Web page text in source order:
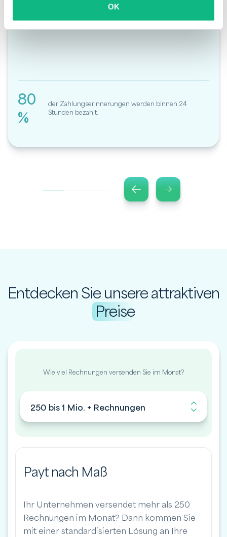
OK
80
%
der Zahlungserinnerungen werden binnen 24
Stunden bezahlt.
Entdecken Sie unsere attraktiven
Preise
Wie viel Rechnungen versenden Sie im Monat?
250 bis 1 Mio. + Rechnungen
Payt nach Maß
Ihr Unternehmen versendet mehr als 250
Rechnungen im Monat? Dann kommen Sie
mit einer standardisierten Lösung an Ihre